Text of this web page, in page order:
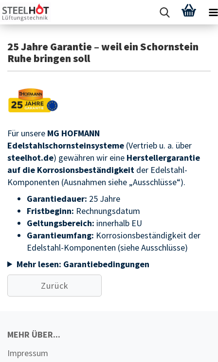
25 Jahre Garantie – weil ein Schornstein
Ruhe bringen soll
Für unsere MG HOFMANN
Edelstahlschornsteinsysteme (Vertrieb u. a. über
steelhot.de) gewähren wir eine Herstellergarantie
auf die Korrosionsbeständigkeit der Edelstahl-
Komponenten (Ausnahmen siehe „Ausschlüsse“).
Garantiedauer: 25 Jahre
Fristbeginn: Rechnungsdatum
Geltungsbereich: innerhalb EU
Garantieumfang: Korrosionsbeständigkeit der
Edelstahl-Komponenten (siehe Ausschlüsse)
Mehr lesen: Garantiebedingungen
Zurück
MEHR ÜBER...
Impressum